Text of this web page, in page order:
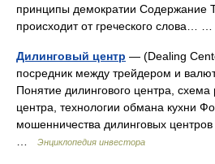
принципы демократии Содержание
происходит от греческого слова… …
Дилинговый центр — (Dealing
посредник между трейдером и
Понятие дилингового центра, схема
центра, технологии обмана кухни
мошенничества дилинговых
Энциклопедия инвестора